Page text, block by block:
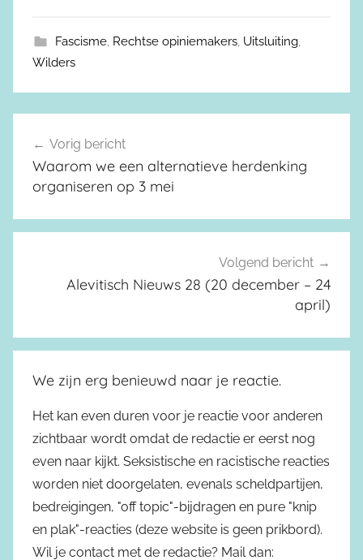
Fascisme, Rechtse opiniemakers, Uitsluiting,
Wilders
Berichtnavigatie
Vorig bericht
Waarom we een alternatieve herdenking
organiseren op 3 mei
Volgend bericht
Alevitisch Nieuws 28 (20 december – 24
april)
We zijn erg benieuwd naar je reactie.
Het kan even duren voor je reactie voor anderen
zichtbaar wordt omdat de redactie er eerst nog
even naar kijkt. Seksistische en racistische reacties
worden niet doorgelaten, evenals scheldpartijen,
bedreigingen, "off topic"-bijdragen en pure "knip
en plak"-reacties (deze website is geen prikbord).
Wil je contact met de redactie? Mail dan: